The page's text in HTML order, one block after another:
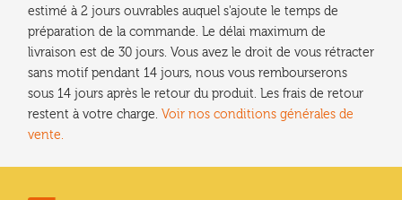
estimé à 2 jours ouvrables auquel s'ajoute le temps de
préparation de la commande. Le délai maximum de
livraison est de 30 jours. Vous avez le droit de vous rétracter
sans motif pendant 14 jours, nous vous rembourserons
sous 14 jours après le retour du produit. Les frais de retour
restent à votre charge. Voir nos conditions générales de
vente.